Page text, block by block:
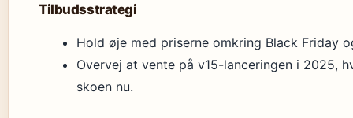
Tilbudsstrategi
Hold øje med priserne omkring Black Friday
Overvej at vente på v15-lanceringen i 2025,
skoen nu.